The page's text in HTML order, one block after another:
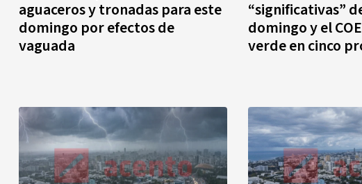
aguaceros y tronadas para este
domingo por efectos de
vaguada
“significativas”
domingo y el
verde en cinco